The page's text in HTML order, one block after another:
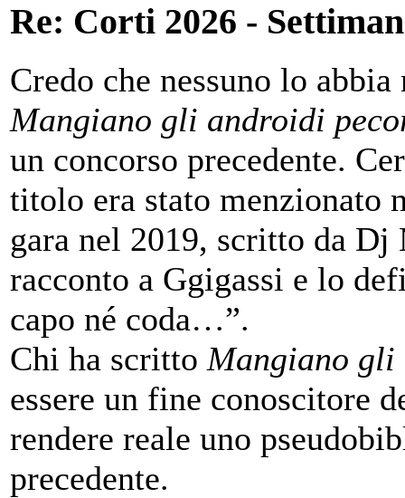
Re: Corti 2026 -
Credo che nessuno lo
Mangiano gli androidi
un concorso precedente.
titolo era stato menzionato
gara nel 2019, scritto da
racconto a Ggigassi e lo
capo né coda…”.
Chi ha scritto Mangiano
essere un fine conoscitore
rendere reale uno
precedente.